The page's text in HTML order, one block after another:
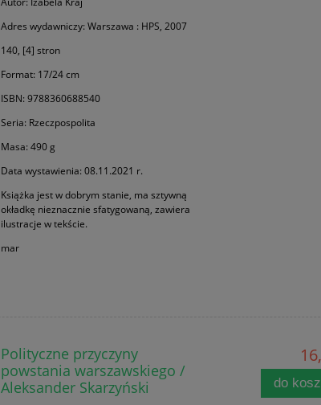
Adres wydawniczy: Warszawa : HPS, 2007
140, [4] stron
Format: 17/24 cm
ISBN: 9788360688540
Seria: Rzeczpospolita
Masa: 490 g
Data wystawienia: 08.11.2021 r.
Książka jest w dobrym stanie, ma sztywną
okładkę nieznacznie sfatygowaną, zawiera
ilustracje w tekście.
mar
Polityczne przyczyny
powstania warszawskiego /
Aleksander Skarzyński
do